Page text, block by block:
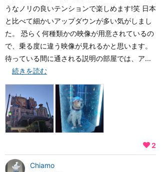
うなノリの良いテンションで楽しめます!笑 日本
と比べて細かいアップダウンが多い気がしまし
た。 恐らく何種類かの映像が用意されているの
で、乗る度に違う映像が見れるかと思います。
待っている間に通される説明の部屋では、ア...
続きを読む
2
Chiamo